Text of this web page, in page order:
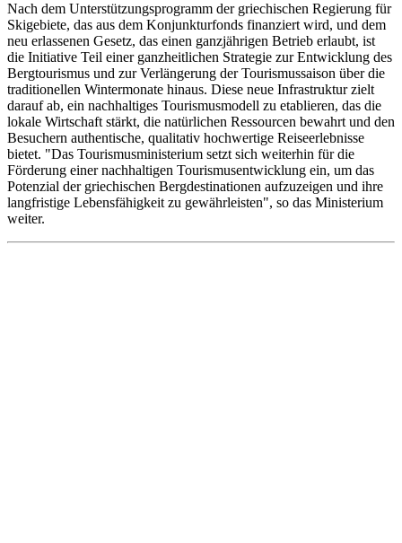
Nach dem Unterstützungsprogramm der griechischen Regierung für
Skigebiete, das aus dem Konjunkturfonds finanziert wird, und dem
neu erlassenen Gesetz, das einen ganzjährigen Betrieb erlaubt, ist
die Initiative Teil einer ganzheitlichen Strategie zur Entwicklung des
Bergtourismus und zur Verlängerung der Tourismussaison über die
traditionellen Wintermonate hinaus. Diese neue Infrastruktur zielt
darauf ab, ein nachhaltiges Tourismusmodell zu etablieren, das die
lokale Wirtschaft stärkt, die natürlichen Ressourcen bewahrt und den
Besuchern authentische, qualitativ hochwertige Reiseerlebnisse
bietet. "Das Tourismusministerium setzt sich weiterhin für die
Förderung einer nachhaltigen Tourismusentwicklung ein, um das
Potenzial der griechischen Bergdestinationen aufzuzeigen und ihre
langfristige Lebensfähigkeit zu gewährleisten", so das Ministerium
weiter.